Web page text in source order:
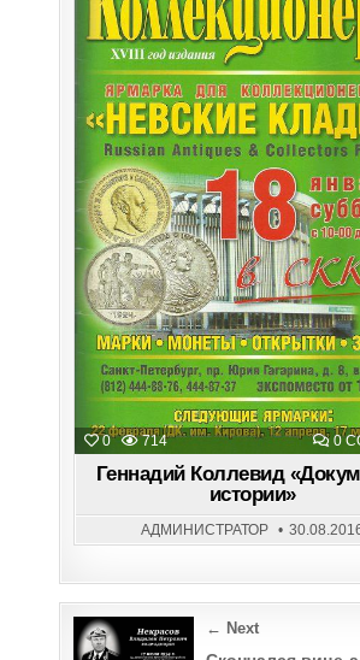
0 714 0
Posted
in
Геннадий Коллевид
истории»
АДМИНИСТРАТОР
Post
← Next